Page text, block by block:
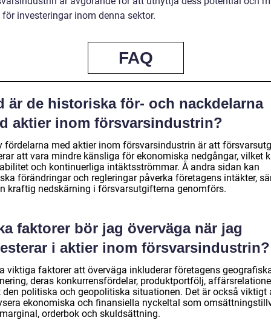
för investeringar inom denna sektor.
FAQ
är de historiska för- och nackdelarna
aktier inom försvarsindustrin?
fördelarna med aktier inom försvarsindustrin är att
att vara mindre känsliga för ekonomiska nedgångar, vilket
och kontinuerliga intäktsströmmar. Å andra sidan kan
förändringar och regleringar påverka företagens intäkter,
kraftig nedskärning i försvarsutgifterna genomförs.
faktorer bör jag överväga när jag
i aktier inom försvarsindustrin?
viktiga faktorer att överväga inkluderar företagens
deras konkurrensfördelar, produktportfölj,
den politiska och geopolitiska situationen. Det är också viktigt
ekonomiska och finansiella nyckeltal som
orderbok och skuldsättning.